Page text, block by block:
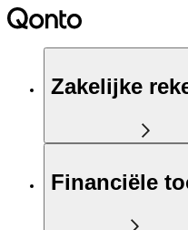
Zakelijke
Financiële